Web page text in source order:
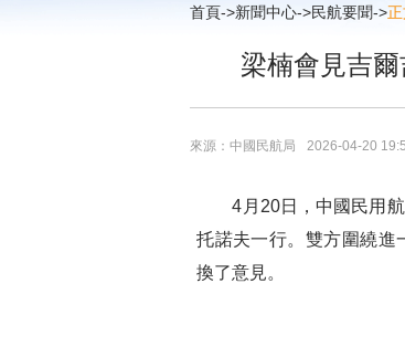
首頁->新聞中心->民航要聞->
梁楠會見吉
來源：中國民航局 2026-04-20
4月20日，中國民用航
托諾夫一行。雙方圍繞進
換了意見。